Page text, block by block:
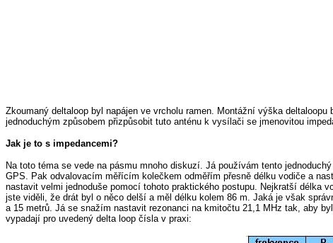
Zkoumaný deltaloop byl napájen ve vrcholu ramen. Montážní výška
jednoduchým způsobem přizpůsobit tuto anténu k vysílači se jmenovitou
Jak je to s impedancemi?
Na toto téma se vede na pásmu mnoho diskuzí. Já používám tento
GPS. Pak odvalovacím měřícím kolečkem odměřím přesně délku vodiče a
nastavit velmi jednoduše pomocí tohoto praktického postupu. Nejkratší délka
jste viděli, že drát byl o něco delší a měl délku kolem 86 m. Jaká je však
a 15 metrů. Já se snažím nastavit rezonanci na kmitočtu 21,1 MHz tak, aby
vypadají pro uvedený delta loop čísla v praxi: